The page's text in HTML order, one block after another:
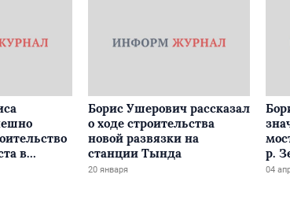
в
Борис Ушерович рассказал
о ходе строительства
новой развязки на
станции Тында
20 января
р.
04